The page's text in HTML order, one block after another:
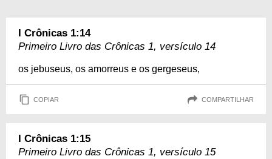
I Crônicas 1:14
Primeiro Livro das Crônicas 1, versículo 14
os jebuseus, os amorreus e os gergeseus,
COPIAR COMPARTILHAR
I Crônicas 1:15
Primeiro Livro das Crônicas 1, versículo 15